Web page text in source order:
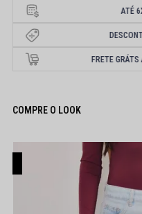
ATÉ
FRETE
COMPRE O LOOK